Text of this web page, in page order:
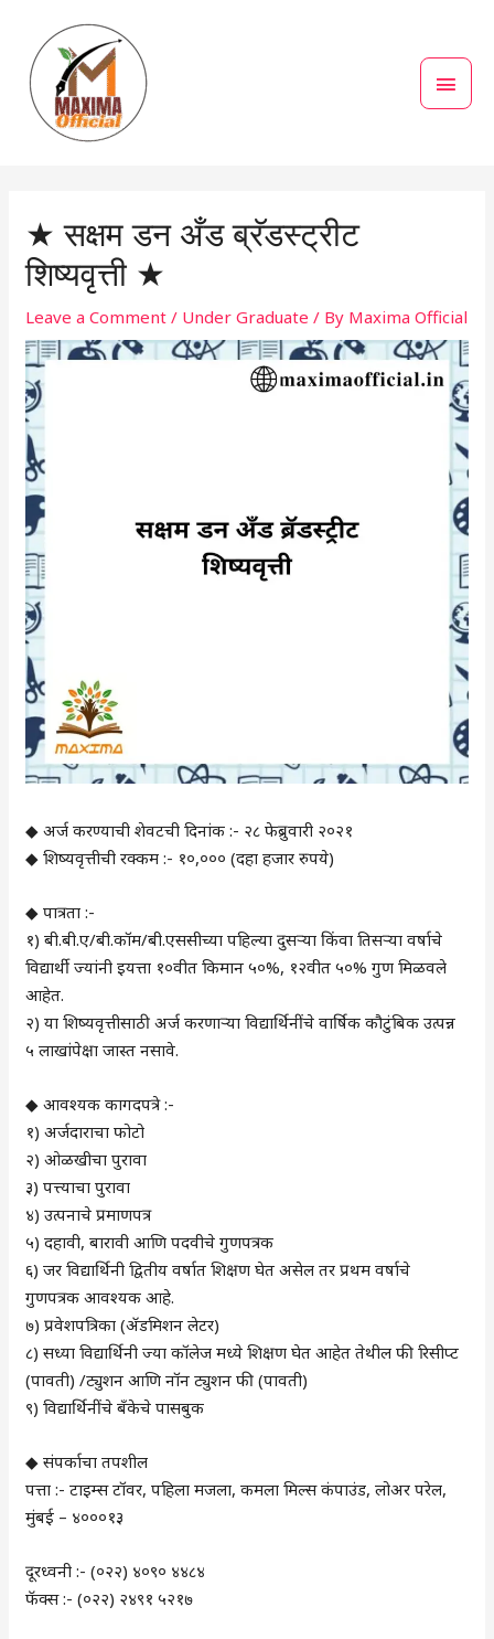
content
★ सक्षम डन अँड ब्रॅडस्ट्रीट
शिष्यवृत्ती ★
Leave a Comment / Under Graduate / By Maxima Official
◆ अर्ज करण्याची शेवटची दिनांक :- २८ फेब्रुवारी २०२१
◆ शिष्यवृत्तीची रक्कम :- १०,००० (दहा हजार रुपये)
◆ पात्रता :-
१) बी.बी.ए/बी.कॉम/बी.एससीच्या पहिल्या दुसऱ्या किंवा तिसऱ्या वर्षाचे
विद्यार्थी ज्यांनी इयत्ता १०वीत किमान ५०%, १२वीत ५०% गुण मिळवले
आहेत.
२) या शिष्यवृत्तीसाठी अर्ज करणाऱ्या विद्यार्थिनींचे वार्षिक कौटुंबिक उत्पन्न
५ लाखांपेक्षा जास्त नसावे.
◆ आवश्यक कागदपत्रे :-
१) अर्जदाराचा फोटो
२) ओळखीचा पुरावा
३) पत्त्याचा पुरावा
४) उत्पनाचे प्रमाणपत्र
५) दहावी, बारावी आणि पदवीचे गुणपत्रक
६) जर विद्यार्थिनी द्वितीय वर्षात शिक्षण घेत असेल तर प्रथम वर्षाचे
गुणपत्रक आवश्यक आहे.
७) प्रवेशपत्रिका (ॲडमिशन लेटर)
८) सध्या विद्यार्थिनी ज्या कॉलेज मध्ये शिक्षण घेत आहेत तेथील फी रिसीप्ट
(पावती) /ट्युशन आणि नॉन ट्युशन फी (पावती)
९) विद्यार्थिनींचे बँकेचे पासबुक
◆ संपर्काचा तपशील
पत्ता :- टाइम्स टॉवर, पहिला मजला, कमला मिल्स कंपाउंड, लोअर परेल,
मुंबई – ४०००१३
दूरध्वनी :- (०२२) ४०९० ४४८४
फॅक्स :- (०२२) २४९१ ५२१७